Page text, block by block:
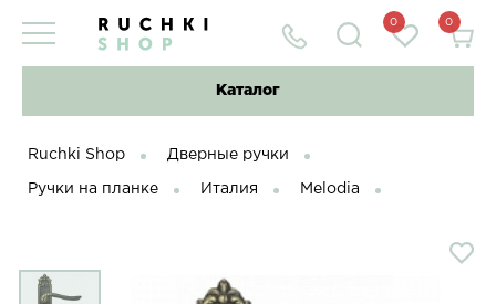
0 0
Каталог
Ruchki Shop Дверные ручки
Ручки на планке Италия Melodia